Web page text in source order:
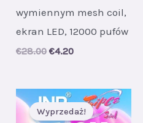
wymiennym mesh coil,
ekran LED, 12000 pufów
€28.00 Original
€4.20Current
Wyprzedaż!